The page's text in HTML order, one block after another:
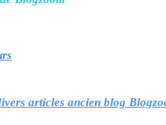
articles ancien blog